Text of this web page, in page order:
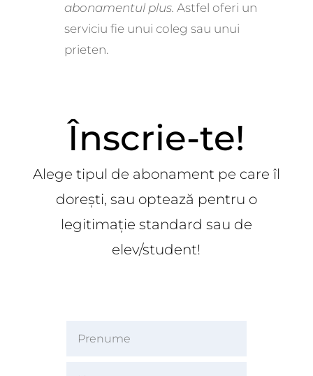
abonamentul plus. Astfel oferi un
serviciu fie unui coleg sau unui
prieten.
Înscrie-te!
Alege tipul de abonament pe care îl
dorești, sau optează pentru o
legitimație standard sau de
elev/student!